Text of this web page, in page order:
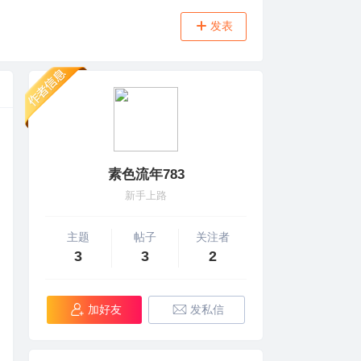
发表
素色流年783
新手上路
主题
3
帖子
3
关注者
2
加好友 发私信